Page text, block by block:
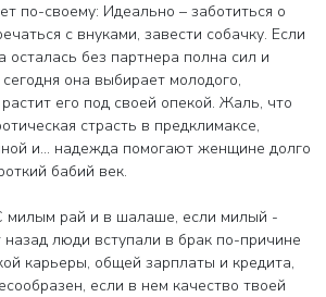
по-своему: Идеально – заботиться о
с внуками, завести собачку. Если
осталась без партнера полна сил и
она выбирает молодого,
его под своей опекой. Жаль, что
страсть в предклимаксе,
и… надежда помогают женщине долго
бабий век.
милым рай и в шалаше, если милый -
назад люди вступали в брак по-причине
карьеры, общей зарплаты и кредита,
если в нем качество твоей